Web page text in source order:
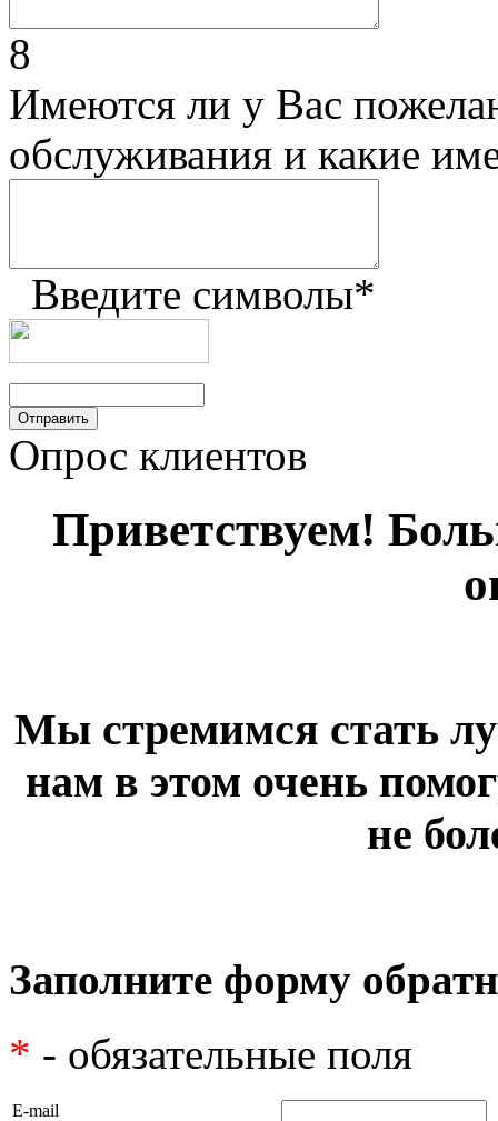
8
Имеются ли у Вас
обслуживания и какие
Введите символы*
Опрос клиентов
Приветствуем!
Мы стремимся стать
нам в этом очень
не
Заполните форму
* - обязательные поля
E-mail